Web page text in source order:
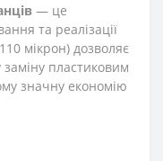
— це
та реалізації
мікрон) дозволяє
заміну пластиковим
значну економію